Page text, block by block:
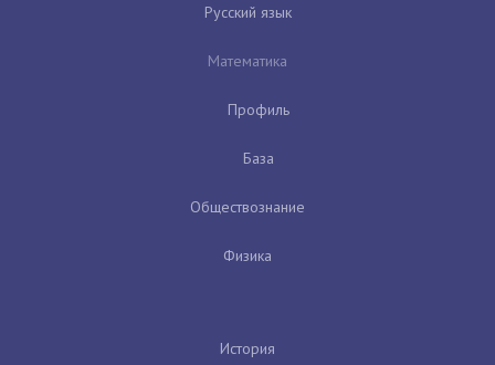
Русский язык
Математика
Профиль
База
Обществознание
Физика
История